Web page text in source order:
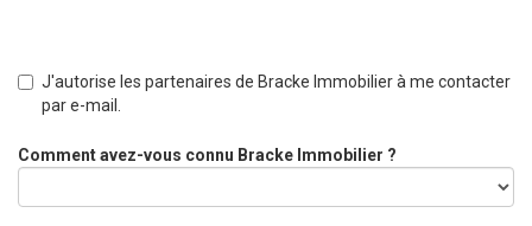
J'autorise les partenaires de Bracke Immobilier à me contacter
par e-mail.
Comment avez-vous connu Bracke Immobilier ?